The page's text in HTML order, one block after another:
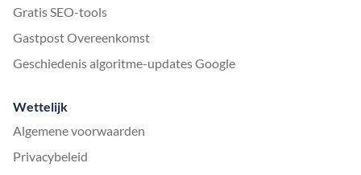
Gratis SEO-tools
Gastpost Overeenkomst
Geschiedenis algoritme-updates Google
Wettelijk
Algemene voorwaarden
Privacybeleid